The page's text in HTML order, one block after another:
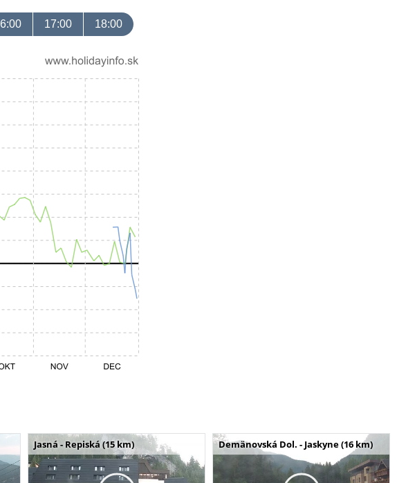
17:00 18:00
Jasná - Repiská (15 km) Demänovská Dol. - Jaskyne (16 km)